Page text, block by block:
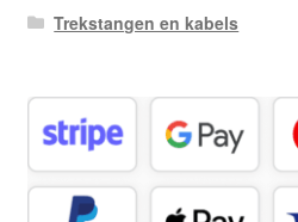
Trekstangen en kabels